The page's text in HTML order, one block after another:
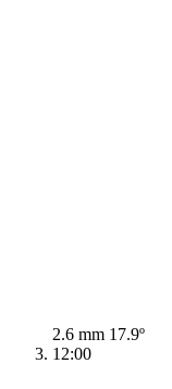
2.6 mm 17.9º
12:00